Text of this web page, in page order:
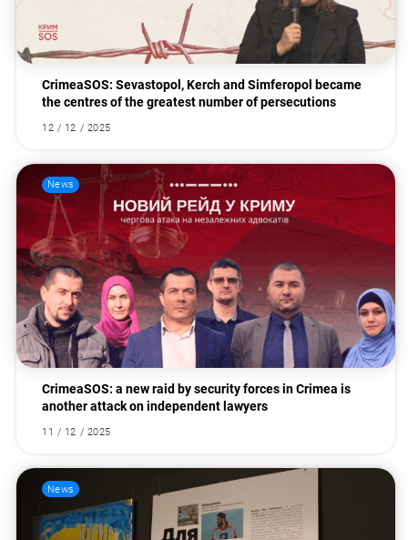
CrimeaSOS: Sevastopol, Kerch and Simferopol became
the centres of the greatest number of persecutions
12 / 12 / 2025
News
CrimeaSOS: a new raid by security forces in Crimea is
another attack on independent lawyers
11 / 12 / 2025
News